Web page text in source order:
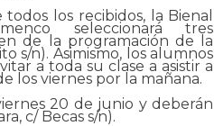
los recibidos, la Bienal
seleccionará tres
de la programación de la
s/n). Asimismo, los alumnos
a toda su clase a asistir a
los viernes por la mañana.
20 de junio y deberán
c/ Becas s/n).